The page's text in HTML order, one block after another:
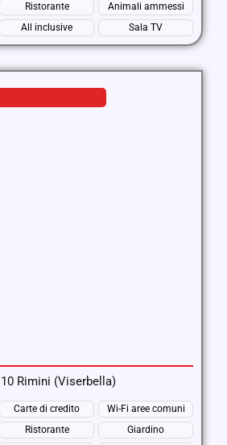
Ristorante
Animali ammessi
All inclusive Sala TV
Rimini (Viserbella)
Carte di credito
Wi-Fi aree comuni
Ristorante Giardino